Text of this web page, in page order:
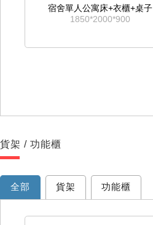
宿舍單人公寓床+衣櫃+桌子
1850*2000*900
貨架 / 功能櫃
全部 貨架 功能櫃